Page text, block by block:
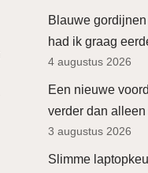
Blauwe
had ik graag
4 augustus 2026
Een nieuwe
verder dan
3 augustus 2026
Slimme